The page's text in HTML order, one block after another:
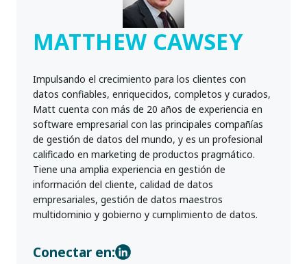
MATTHEW CAWSEY
Impulsando el crecimiento para los clientes con
datos confiables, enriquecidos, completos y curados,
Matt cuenta con más de 20 años de experiencia en
software empresarial con las principales compañías
de gestión de datos del mundo, y es un profesional
calificado en marketing de productos pragmático.
Tiene una amplia experiencia en gestión de
información del cliente, calidad de datos
empresariales, gestión de datos maestros
multidominio y gobierno y cumplimiento de datos.
Conectar en: